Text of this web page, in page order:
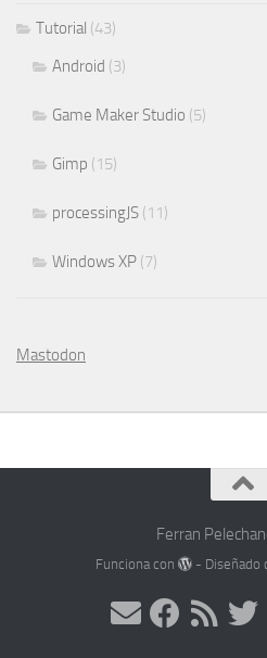
Tutorial (43)
Android (3)
Game Maker Studio (5)
Gimp (15)
processingJS (11)
Windows XP (7)
Mastodon
Ferran
Funciona con - Diseñado